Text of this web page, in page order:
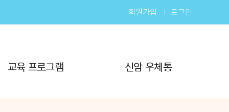
회원가입 로그인
교육 프로그램 신암 우체통